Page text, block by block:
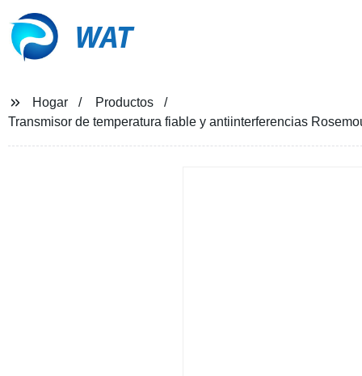
WAT
Hogar
Productos
Transmisor de temperatura fiable y antiinterferencias